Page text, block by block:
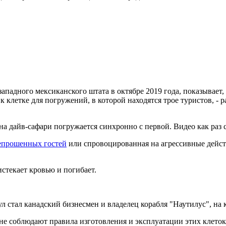
мексиканского штата в октябре 2019 года,
для погружений, в которой находятся трое туристов, -
дайв-сафари погружается синхронно с первой. Видео как
гостей или спровоцированная на агрессивные
кровью и погибает.
канадский бизнесмен и владелец корабля "Наутилус", на
соблюдают правила изготовления и эксплуатации этих